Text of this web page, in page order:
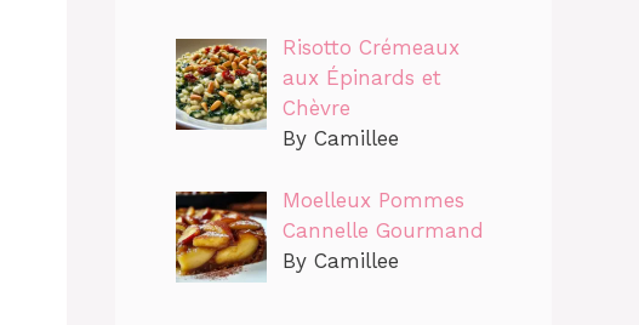
Risotto Crémeaux
aux Épinards et
Chèvre
By Camillee
Moelleux Pommes
Cannelle Gourmand
By Camillee